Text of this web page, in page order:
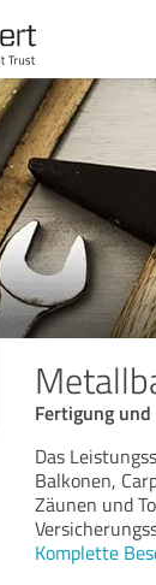
Fertigung
Das
Balkonen,
Zäunen und
Komplette